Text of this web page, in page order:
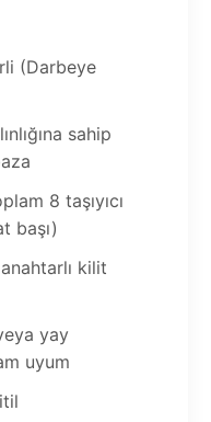
(Darbeye
sahip
8 taşıyıcı
başı)
kilit
yay
uyum